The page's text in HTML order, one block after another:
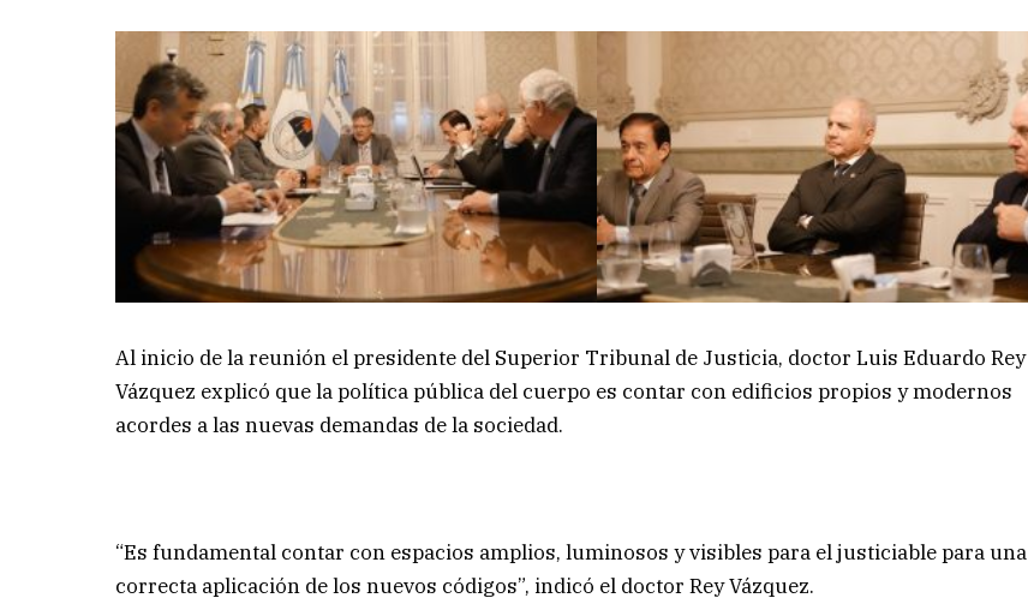
Al inicio de la reunión el presidente del Superior Tribunal de Justicia, doctor Luis Eduardo Rey
Vázquez explicó que la política pública del cuerpo es contar con edificios propios y modernos
acordes a las nuevas demandas de la sociedad.
“Es fundamental contar con espacios amplios, luminosos y visibles para el justiciable para una
correcta aplicación de los nuevos códigos”, indicó el doctor Rey Vázquez.